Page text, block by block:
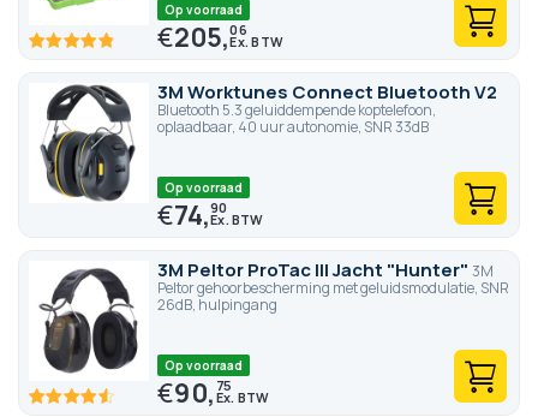
96.6100
Op voorraad
€205,06
3M Worktunes Connect Bluetooth V2
Bluetooth 5.3 geluiddempende koptelefoon,
oplaadbaar, 40 uur autonomie, SNR 33dB
Op voorraad
€74,90
3M Peltor ProTac III Jacht "Hunter" 3M
Peltor gehoorbescherming met geluidsmodulatie, SNR
26dB, hulpingang
91 100
Op voorraad
€90, 75